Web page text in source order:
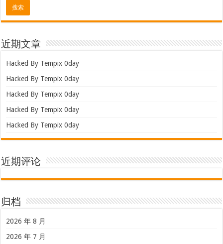
近期文章
Hacked By Tempix 0day
Hacked By Tempix 0day
Hacked By Tempix 0day
Hacked By Tempix 0day
Hacked By Tempix 0day
近期评论
归档
2026 年 8 月
2026 年 7 月